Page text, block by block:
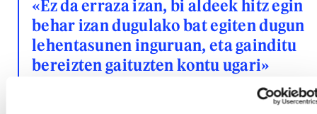
«Ez da erraza izan, bi aldeek hitz egin
behar izan dugulako bat egiten dugun
lehentasunen inguruan, eta gainditu
bereizten gaituzten kontu ugari»
Nafarroako Gobernuko Ekonomia eta Ogasun